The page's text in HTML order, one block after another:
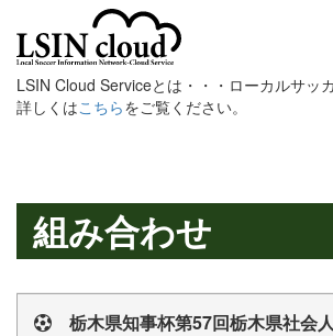
LSIN Cloud Serviceとは・・・ローカルサッ
詳しくはこちらをご覧ください。
組み合わせ
栃木県知事杯第57回栃木県社会